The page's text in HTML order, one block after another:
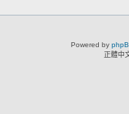
Powered by
正體中